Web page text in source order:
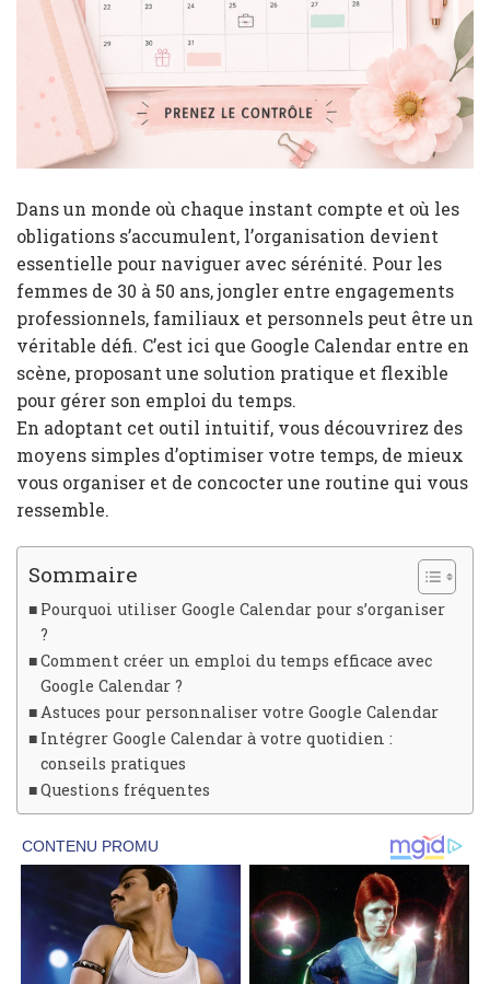
Dans un monde où chaque instant compte et où les
obligations s’accumulent, l’organisation devient
essentielle pour naviguer avec sérénité. Pour les
femmes de 30 à 50 ans, jongler entre engagements
professionnels, familiaux et personnels peut être un
véritable défi. C’est ici que Google Calendar entre en
scène, proposant une solution pratique et flexible
pour gérer son emploi du temps.
En adoptant cet outil intuitif, vous découvrirez des
moyens simples d’optimiser votre temps, de mieux
vous organiser et de concocter une routine qui vous
ressemble.
Sommaire
Pourquoi utiliser Google Calendar pour s’organiser
?
Comment créer un emploi du temps efficace avec
Google Calendar ?
Astuces pour personnaliser votre Google Calendar
Intégrer Google Calendar à votre quotidien :
conseils pratiques
Questions fréquentes